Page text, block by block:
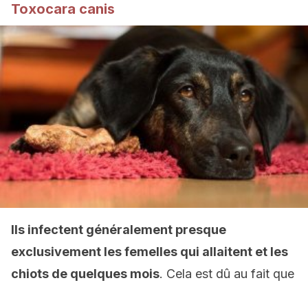
Toxocara canis
Ils infectent généralement presque
exclusivement les femelles qui allaitent et les
chiots de quelques mois. Cela est dû au fait que